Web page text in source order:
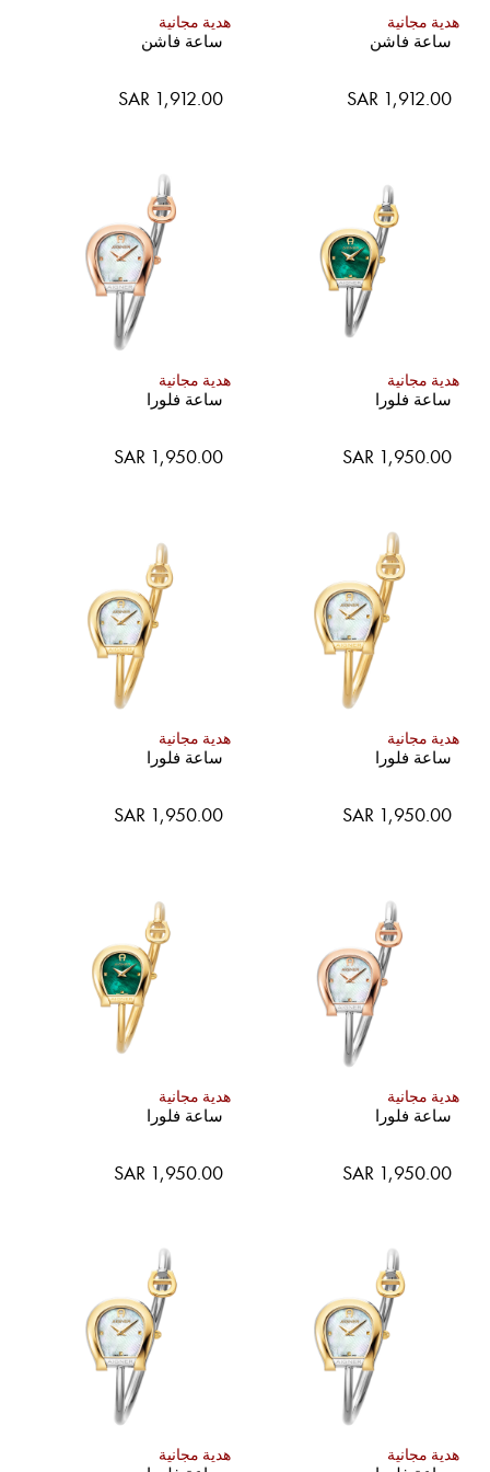
هدية مجانية
ساعة فاشن
SAR 1,912.00
هدية مجانية
ساعة فاشن
SAR 1,912.00
هدية مجانية
ساعة فلورا
SAR 1,950.00
هدية مجانية
ساعة فلورا
SAR 1,950.00
هدية مجانية
ساعة فلورا
SAR 1,950.00
هدية مجانية
ساعة فلورا
SAR 1,950.00
هدية مجانية
ساعة فلورا
SAR 1,950.00
هدية مجانية
ساعة فلورا
SAR 1,950.00
هدية مجانية هدية مجانية